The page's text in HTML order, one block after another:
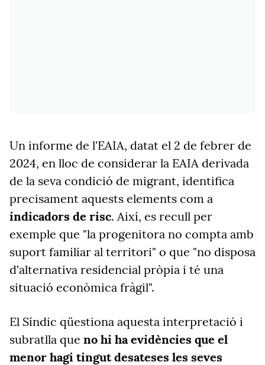
Un informe de l'EAIA, datat el 2 de febrer de
2024, en lloc de considerar la EAIA derivada
de la seva condició de migrant, identifica
precisament aquests elements com a
indicadors de risc. Així, es recull per
exemple que "la progenitora no compta amb
suport familiar al territori" o que "no disposa
d'alternativa residencial pròpia i té una
situació econòmica fràgil".
El Síndic qüestiona aquesta interpretació i
subratlla que no hi ha evidències que el
menor hagi tingut desateses les seves